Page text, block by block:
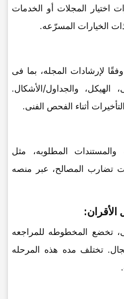
اختیار المجلات أو الخدمات
ذات الخیارات المسرّعه.
لإرشادات المجله، بما فی
الهیکل، والجداول/الأشکال.
أثناء الفحص الفنی.
المطلوبه، مثل
تضارب المصالح، عبر منصه
الأقران:
تخضع المخطوطه للمراجعه
تختلف مده هذه المرحله